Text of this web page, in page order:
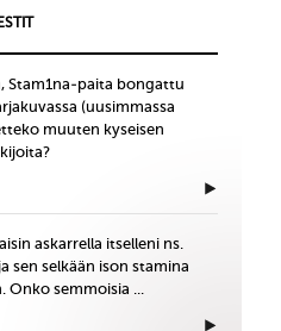
Stam1na-paita bongattu
(uusimmassa
muuten kyseisen
askarrella itselleni ns.
sen selkään ison stamina
Onko semmoisia ...